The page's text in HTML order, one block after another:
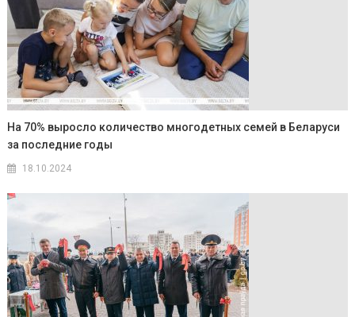
На 70% выросло количество многодетных семей в Беларуси
за последние годы
18.10.2024